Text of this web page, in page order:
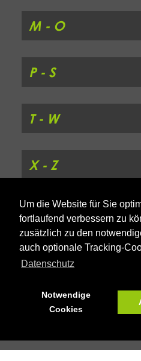
Um die Website für Sie
fortlaufend verbessern zu
zusätzlich zu den
auch optionale Tracking-
Datenschutz
Notwendige
Cookies
M - O
P - S
T - W
X - Z
Aus Gründen der besseren Lesbarkeit wird
Sprachformen männlich, weiblich und divers
Sämtliche Personenbezeichnungen gelten